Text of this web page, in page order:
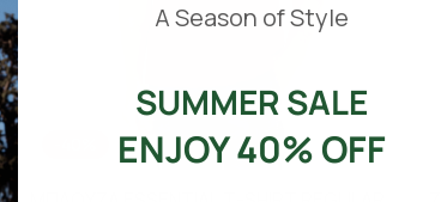
A Season of Style
SUMMER SALE
ENJOY 40% OFF